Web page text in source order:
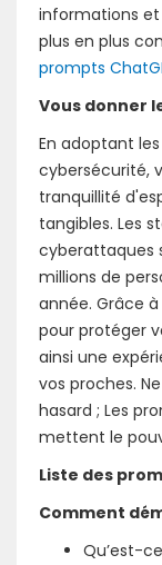
informations
plus en plus
prompts
Vous donner
En adoptant
cybersécurité,
tranquillité
tangibles. Les
cyberattaques
millions de
année. Grâce
pour protéger
ainsi une
vos proches.
hasard ; Les
mettent le
Liste des
Comment
Qu’est-